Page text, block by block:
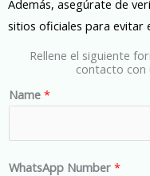
Además, asegúrate de
sitios oficiales para evitar
Rellene el siguiente
contacto con
Name *
WhatsApp Number *